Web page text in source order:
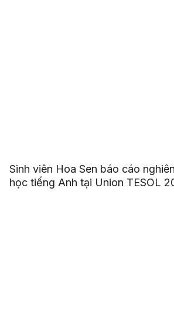
Sinh viên Hoa Sen báo cáo
học tiếng Anh tại Union TESOL